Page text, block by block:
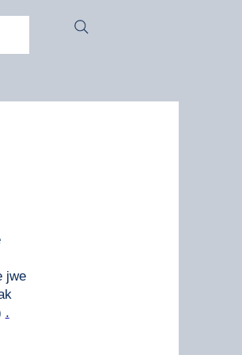
jwe
.